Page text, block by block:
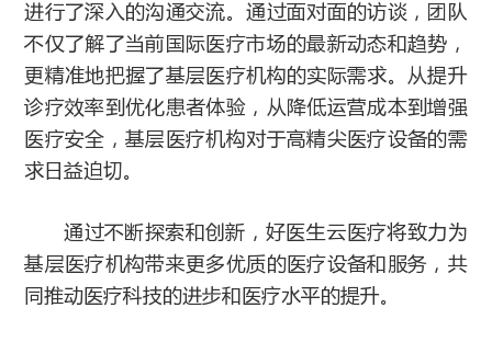
进行了深入的沟通交流。通过面对面的访谈，团队
不仅了解了当前国际医疗市场的最新动态和趋势，
更精准地把握了基层医疗机构的实际需求。从提升
诊疗效率到优化患者体验，从降低运营成本到增强
医疗安全，基层医疗机构对于高精尖医疗设备的需
求日益迫切。
通过不断探索和创新，好医生云医疗将致力为
基层医疗机构带来更多优质的医疗设备和服务，共
同推动医疗科技的进步和医疗水平的提升。